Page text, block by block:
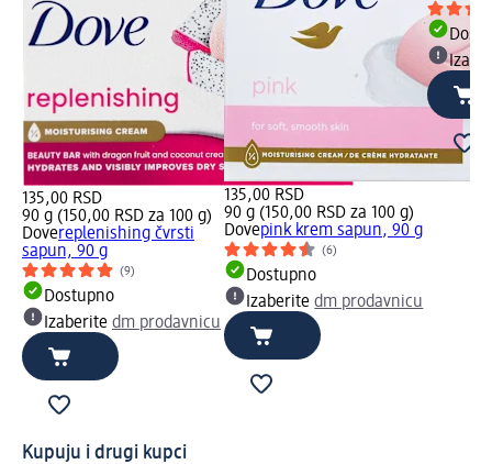
135,00 RSD
90 g (150,00 RSD za 100 g)
Dovereplenishing čvrsti
sapun, 90 g
(9)
Dostupno
Izaberite dm prodavnicu
135,00 RSD
90 g (150,00 RSD za 100 g)
Dovepink krem sapun, 90 g
(6)
Dostupno
Izaberitedm prodavnicu
Kupuju i drugi kupci